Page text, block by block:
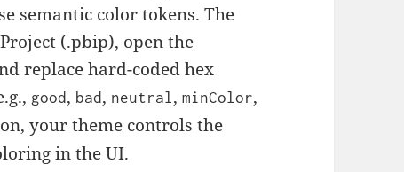
semantic color tokens. The
(.pbip), open the
replace hard-coded hex
good , bad , neutral,minColor,
your theme controls the
in the UI.